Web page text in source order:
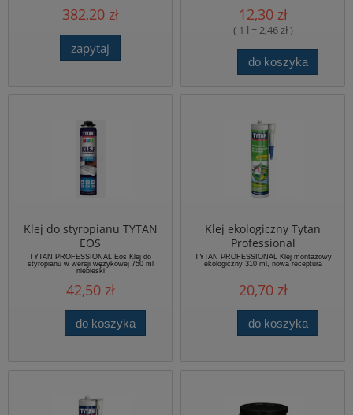
kg.
382,20 zł
zapytaj
12,30 zł
( 1 l = 2,46 zł )
do koszyka
Klej do styropianu TYTAN
EOS
TYTAN PROFESSIONAL Eos Klej do
styropianu w wersji wężykowej 750 ml
niebieski
42,50 zł
do koszyka
Klej ekologiczny Tytan
Professional
TYTAN PROFESSIONAL Klej montażowy
ekologiczny 310 ml, nowa receptura
20,70 zł
do koszyka